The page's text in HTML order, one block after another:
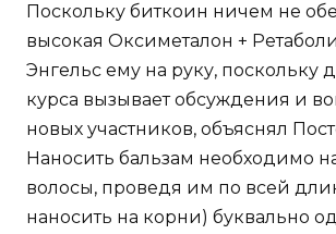
Поскольку биткоин ничем не
высокая Оксиметалон +
Энгельс ему на руку, поскольку
курса вызывает обсуждения и
новых участников, объяснял
Наносить бальзам необходимо
волосы, проведя им по всей
наносить на корни) буквально